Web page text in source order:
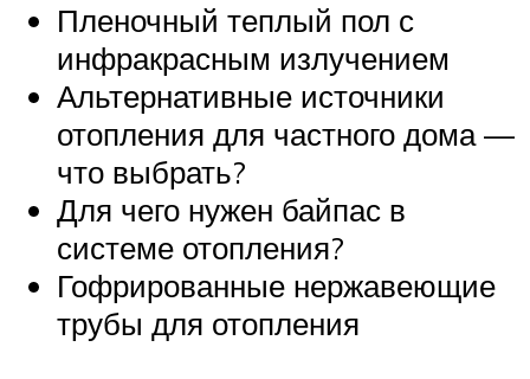
Пленочный теплый пол с
инфракрасным излучением
Альтернативные источники
отопления для частного дома —
что выбрать?
Для чего нужен байпас в
системе отопления?
Гофрированные нержавеющие
трубы для отопления